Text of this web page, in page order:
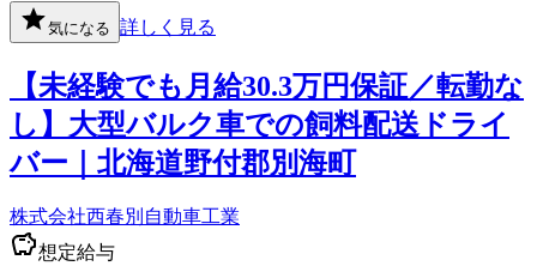
気になる 詳しく見る
【未経験でも月給30.3万円保証／転勤な
し】大型バルク車での飼料配送ドライ
バー｜北海道野付郡別海町
株式会社西春別自動車工業
想定給与